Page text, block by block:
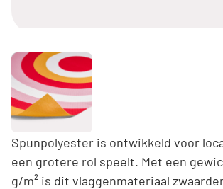
Spunpolyester is ontwikkeld voor
een grotere rol speelt. Met een
g/m² is dit vlaggenmateriaal